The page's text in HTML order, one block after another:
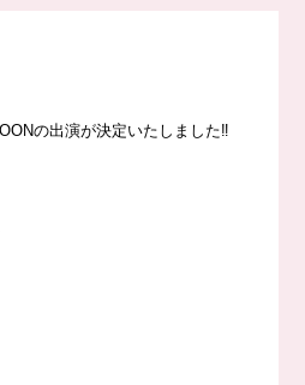
の出演が決定いたしました‼️